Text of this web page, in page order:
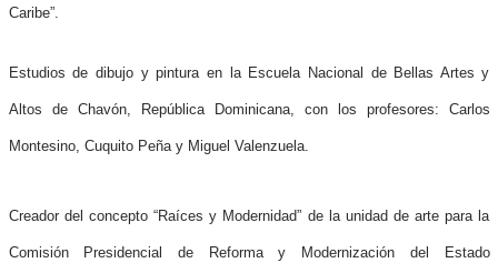
Caribe”.
Estudios de dibujo y pintura en la Escuela Nacional de Bellas Artes y
Altos de Chavón, República Dominicana, con los profesores: Carlos
Montesino, Cuquito Peña y Miguel Valenzuela.
Creador del concepto “Raíces y Modernidad” de la unidad de arte para la
Comisión Presidencial de Reforma y Modernización del Estado